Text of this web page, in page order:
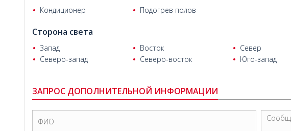
Кондиционер Подогрев полов
Сторона света
Запад Восток Север
Северо-запад
Северо-восток Юго-запад
Александр А. из Москвы
ЗАПРОС ДОПОЛНИТЕЛЬНОЙ ИНФОРМАЦИИ